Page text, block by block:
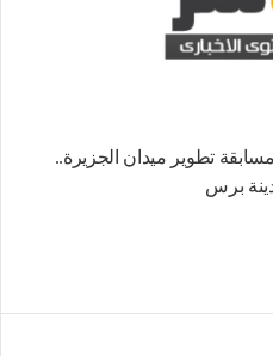
تطوير ميدان الجزيرة..
برس